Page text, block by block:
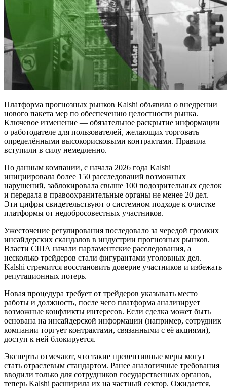
Платформа прогнозных рынков Kalshi объявила о внедрении
нового пакета мер по обеспечению целостности рынка.
Ключевое изменение — обязательное раскрытие информации
о работодателе для пользователей, желающих торговать
определёнными высокорисковыми контрактами. Правила
вступили в силу немедленно.
По данным компании, с начала 2026 года Kalshi
инициировала более 150 расследований возможных
нарушений, заблокировала свыше 100 подозрительных сделок
и передала в правоохранительные органы не менее 20 дел.
Эти цифры свидетельствуют о системном подходе к очистке
платформы от недобросовестных участников.
Ужесточение регулирования последовало за чередой громких
инсайдерских скандалов в индустрии прогнозных рынков.
Власти США начали парламентские расследования, а
несколько трейдеров стали фигурантами уголовных дел.
Kalshi стремится восстановить доверие участников и избежать
репутационных потерь.
Новая процедура требует от трейдеров указывать место
работы и должность, после чего платформа анализирует
возможные конфликты интересов. Если сделка может быть
основана на инсайдерской информации (например, сотрудник
компании торгует контрактами, связанными с её акциями),
доступ к ней блокируется.
Эксперты отмечают, что такие превентивные меры могут
стать отраслевым стандартом. Ранее аналогичные требования
вводили только для сотрудников государственных органов,
теперь Kalshi расширила их на частный сектор. Ожидается,